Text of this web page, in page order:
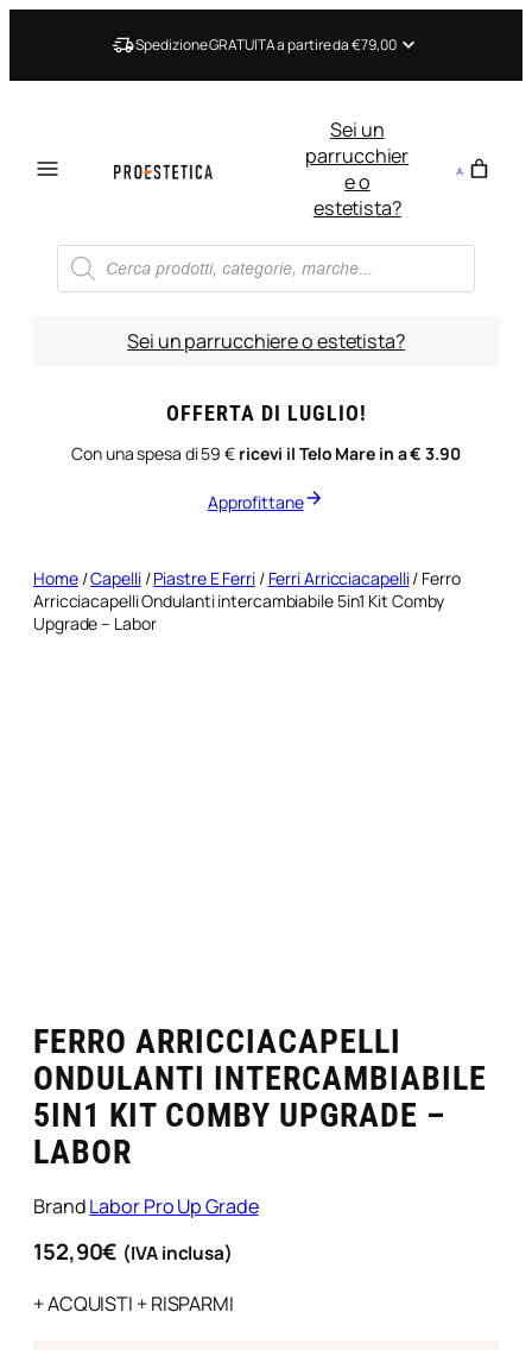
Spedizione GRATUITA a partire da €79,00
Sei un
parrucchier
e o
estetista?
Ricerca
prodotti
Sei un parrucchiere o estetista?
OFFERTA DI LUGLIO!
Con una spesa di 59 € ricevi il Telo Mare in a € 3.90
Approfittane
Home/Capelli/Piastre E Ferri/ Ferri Arricciacapelli/ Ferro
Arricciacapelli Ondulanti intercambiabile 5in1 Kit Comby
Upgrade – Labor
FERRO ARRICCIACAPELLI
ONDULANTI INTERCAMBIABILE
5IN1 KIT COMBY UPGRADE –
LABOR
BrandLabor Pro Up Grade
152,90€ (IVA inclusa)
+ ACQUISTI + RISPARMI